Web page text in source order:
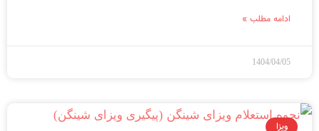
ادامه مطلب »
1404/04/05
ویزا